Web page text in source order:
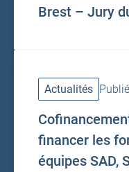
Brest – Jury
Actualités
financer les
équipes SAD,